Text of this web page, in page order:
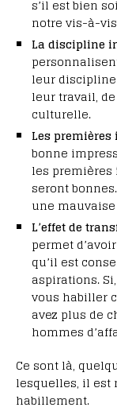
s’il est bien
notre vis-à-
La discipline
leur
leur travail,
culturelle.
Les
bonne
les premières
seront
une
L’effet de
permet
qu’il est
aspirations.
vous habiller
avez plus de
hommes
Ce sont là,
lesquelles, il est
habillement.